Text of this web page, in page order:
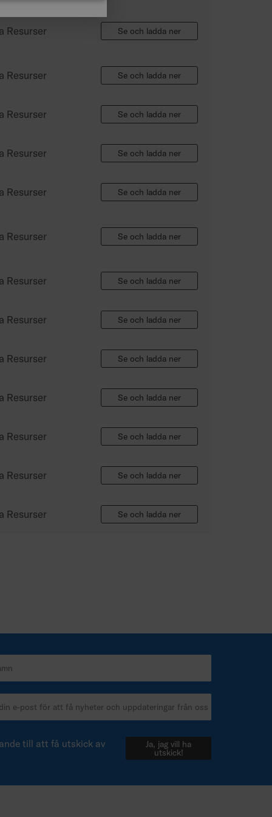
Resurser Se och ladda ner
Resurser Se och ladda ner
Resurser Se och ladda ner
Resurser Se och ladda ner
Resurser Se och ladda ner
Resurser Se och ladda ner
Resurser Se och ladda ner
Resurser Se och ladda ner
Resurser Se och ladda ner
Resurser Se och ladda ner
Resurser Se och ladda ner
Resurser Se och ladda ner
Resurser Se och ladda ner
till att få utskick av
Ja, jag vill ha
utskick!